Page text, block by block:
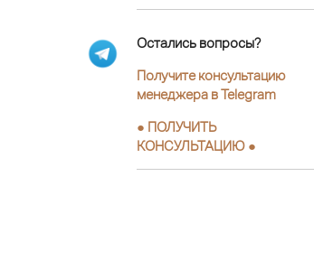
Остались вопросы?
Получите консультацию
менеджера в Telegram
● ПОЛУЧИТЬ
КОНСУЛЬТАЦИЮ ●